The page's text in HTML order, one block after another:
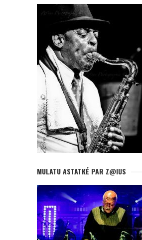
MULATU ASTATKÉ PAR Z@IUS